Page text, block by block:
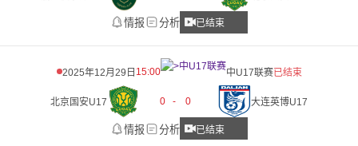
情报 分析 已结束
2025年12月29日 15:00 中U17联赛已结束
北京国安U17 0 - 0 大连英博U17
情报 分析 已结束